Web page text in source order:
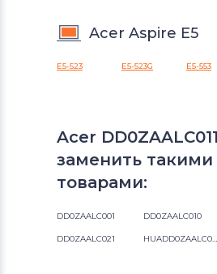
Acer Aspire E5
E5-523 E5-523G E5-553
Acer
заменить такими
товарами:
DD0ZAALC001 DD0ZAALC010
DD0ZAALC021 HUADD0ZAALC012